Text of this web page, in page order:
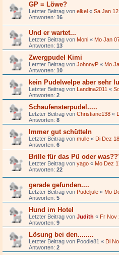
GP = Löwe?
Letzter Beitrag von elkel « Sa Jan
Antworten: 16
Und er wartet...
Letzter Beitrag von Moni « Mo Jan
Antworten: 13
Zwergpudel Kimi
Letzter Beitrag von JohnnyP « Mo
Antworten: 10
kein Pudelwelpe aber sehr
Letzter Beitrag von Landina2011 «
Antworten: 2
Schaufensterpudel.....
Letzter Beitrag von Christiane138 «
Antworten: 8
Immer gut schütteln
Letzter Beitrag von mulle « Di Dez
Antworten: 6
Brille für das Pü oder
Letzter Beitrag von yago « Mo Dez
Antworten: 22
gerade gefunden....
Letzter Beitrag von Pudeljule « Mo
Antworten: 5
Hund im Hotel
Letzter Beitrag von Judith « Fr Nov
Antworten: 9
Lösung bei den........
Letzter Beitrag von Poodle81 « Di
Antworten: 2